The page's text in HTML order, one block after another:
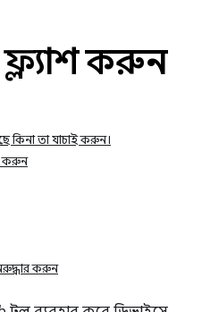
ফ্ল্যাশ করুন
তা যাচাই করুন।
করুন
করুন